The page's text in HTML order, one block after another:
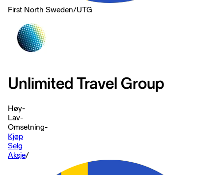
First North Sweden/UTG
Unlimited Travel Group
Høy-
Lav-
Omsetning-
Kjøp
Selg
Aksje/